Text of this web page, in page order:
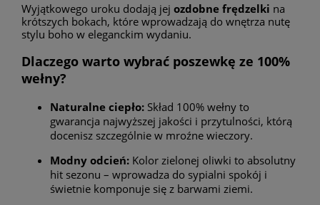
Wyjątkowego uroku dodają jej ozdobne frędzelki na
krótszych bokach, które wprowadzają do wnętrza nutę
stylu boho w eleganckim wydaniu.
Dlaczego warto wybrać poszewkę ze 100%
wełny?
Naturalne ciepło: Skład 100% wełny to
gwarancja najwyższej jakości i przytulności, którą
docenisz szczególnie w mroźne wieczory.
Modny odcień: Kolor zielonej oliwki to absolutny
hit sezonu – wprowadza do sypialni spokój i
świetnie komponuje się z barwami ziemi.